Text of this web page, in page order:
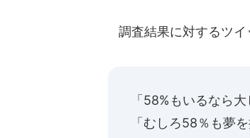
調査結果に対するツイ
「58%もいるなら
「むしろ58％も夢